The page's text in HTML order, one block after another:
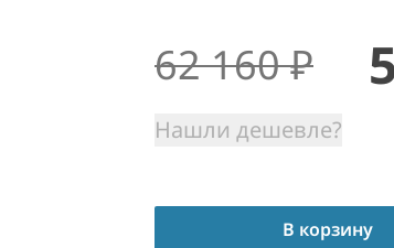
62 160₽
Нашли дешевле?
В корзину